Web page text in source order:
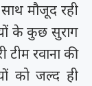
मौजूद रही
के कुछ सुराग
रवाना की
को जल्द ही